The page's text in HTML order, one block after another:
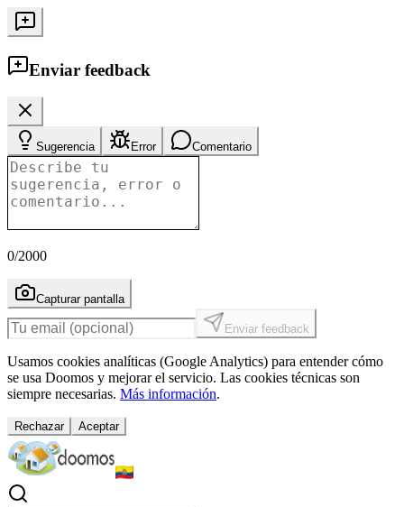
Enviar feedback
Sugerencia Error Comentario
0/2000
Capturar pantalla
Enviar feedback
Usamos cookies analíticas (Google Analytics) para entender cómo
se usa Doomos y mejorar el servicio. Las cookies técnicas son
siempre necesarias. Más información.
Rechazar Aceptar